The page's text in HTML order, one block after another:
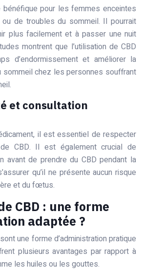
bénéfique pour les femmes enceintes
ou de troubles du sommeil. Il pourrait
plus facilement et à passer une nuit
montrent que l’utilisation de CBD
d’endormissement et améliorer la
sommeil chez les personnes souffrant
et consultation
il est essentiel de respecter
CBD. Il est également crucial de
avant de prendre du CBD pendant la
qu’il ne présente aucun risque
et du fœtus.
CBD : une forme
adaptée ?
une forme d’administration pratique
plusieurs avantages par rapport à
les huiles ou les gouttes.